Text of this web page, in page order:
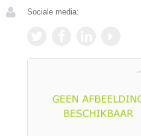
Sociale media: